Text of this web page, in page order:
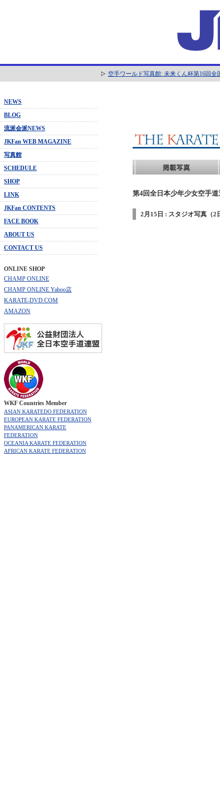
空手ワールド写真館: 未来くん杯第16回
NEWS
BLOG
流派会派NEWS
JKFan WEB MAGAZINE
写真館
SCHEDULE
SHOP
LINK
JKFan CONTENTS
FACE BOOK
ABOUT US
CONTACT US
ONLINE SHOP
CHAMP ONLINE
CHAMP ONLINE Yahoo店
KARATE-DVD.COM
AMAZON
WKF Countries Member
ASIAN KARATEDO FEDERATION
EUROPEAN KARATE FEDERATION
PANAMERICAN KARATE
FEDERATION
OCEANIA KARATE FEDERATION
AFRICAN KARATE FEDERATION
第4回全日本少年少女空手
2月15日 : スタジオ写真（2